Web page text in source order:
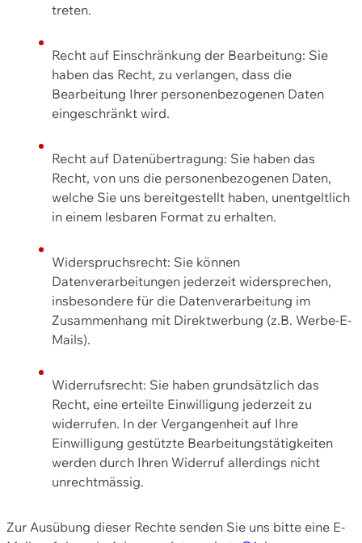
treten.
Recht auf Einschränkung der Bearbeitung: Sie
haben das Recht, zu verlangen, dass die
Bearbeitung Ihrer personenbezogenen Daten
eingeschränkt wird.
Recht auf Datenübertragung: Sie haben das
Recht, von uns die personenbezogenen Daten,
welche Sie uns bereitgestellt haben, unentgeltlich
in einem lesbaren Format zu erhalten.
Widerspruchsrecht: Sie können
Datenverarbeitungen jederzeit widersprechen,
insbesondere für die Datenverarbeitung im
Zusammenhang mit Direktwerbung (z.B. Werbe-E-
Mails).
Widerrufsrecht: Sie haben grundsätzlich das
Recht, eine erteilte Einwilligung jederzeit zu
widerrufen. In der Vergangenheit auf Ihre
Einwilligung gestützte Bearbeitungstätigkeiten
werden durch Ihren Widerruf allerdings nicht
unrechtmässig.
Zur Ausübung dieser Rechte senden Sie uns bitte eine E-